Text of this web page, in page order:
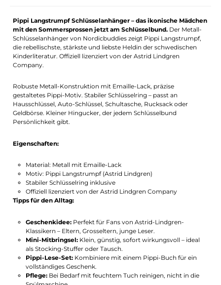
Pippi Langstrumpf Schlüsselanhänger – das ikonische Mädchen
mit den Sommersprossen jetzt am Schlüsselbund. Der Metall-
Schlüsselanhänger von Nordicbuddies zeigt Pippi Langstrumpf,
die rebellischste, stärkste und liebste Heldin der schwedischen
Kinderliteratur. Offiziell lizenziert von der Astrid Lindgren
Company.
Robuste Metall-Konstruktion mit Emaille-Lack, präzise
gestaltetes Pippi-Motiv. Stabiler Schlüsselring – passt an
Hausschlüssel, Auto-Schlüssel, Schultasche, Rucksack oder
Geldbörse. Kleiner Hingucker, der jedem Schlüsselbund
Persönlichkeit gibt.
Eigenschaften:
Material: Metall mit Emaille-Lack
Motiv: Pippi Langstrumpf (Astrid Lindgren)
Stabiler Schlüsselring inklusive
Offiziell lizenziert von der Astrid Lindgren Company
Tipps für den Alltag:
Geschenkidee:Perfekt für Fans von Astrid-Lindgren-
Klassikern – Eltern, Grosseltern, junge Leser.
Mini-Mitbringsel:Klein, günstig, sofort wirkungsvoll – ideal
als Stocking-Stuffer oder Tausch.
Pippi-Lese-Set:Kombiniere mit einem Pippi-Buch für ein
vollständiges Geschenk.
Pflege:Bei Bedarf mit feuchtem Tuch reinigen, nicht in die